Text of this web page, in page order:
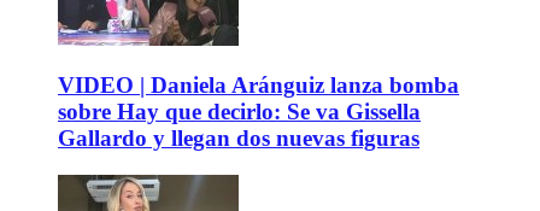
VIDEO | Daniela Aránguiz lanza bomba
sobre Hay que decirlo: Se va Gissella
Gallardo y llegan dos nuevas figuras